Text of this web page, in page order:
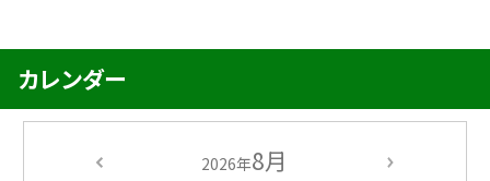
カレンダー
2026年8月